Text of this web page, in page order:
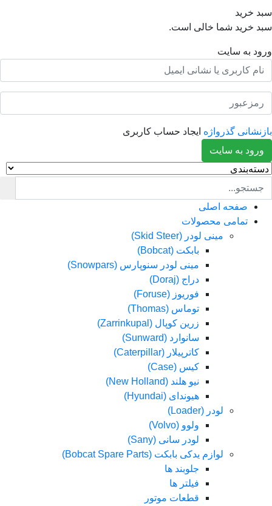
شما خالی است.
سایت
گذرواژه ایجاد حساب کاربری
به سایت
صفحه اصلی
تمامی محصولات
مینی لودر (Skid Steer)
بابکت (Bobcat)
مینی لودر سنوپارس (Snowpars)
دراج (Doraj)
فوریوز (Foruse)
توماس (Thomas)
زرین کوپال (Zarrinkupal)
سانوارد (Sunward)
کاترپیلار (Caterpillar)
کیس (Case)
نیو هلند (New Holland)
هیوندای (Hyundai)
لودر (Loader)
ولوو (Volvo)
لودر سانی (Sany)
لوازم یدکی بابکت (Bobcat Spare Parts)
جلوبند ها
فیلتر ها
قطعات موتور